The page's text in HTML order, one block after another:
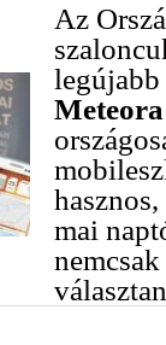
Az
Meteora
mai